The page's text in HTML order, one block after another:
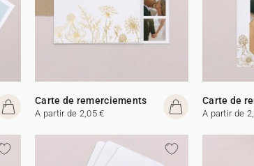
Carte de remerciements
A partir de 2,05 €
Carte de
A partir de